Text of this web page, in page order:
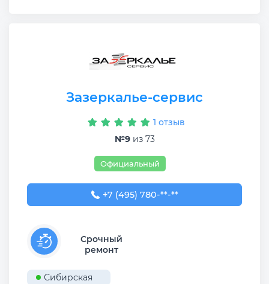
Зазеркалье-сервис
1 отзыв
№9из 73
Официальный
+7 (495) 780-31-55
+7 (495) 780-**-**
Срочный
ремонт
Сибирская